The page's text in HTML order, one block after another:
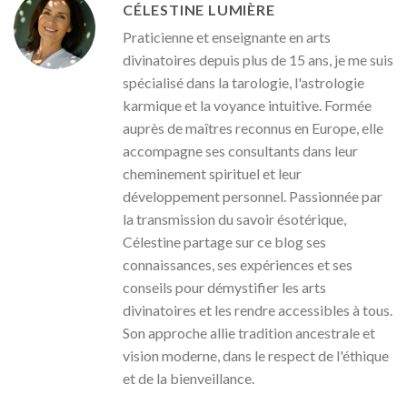
CÉLESTINE LUMIÈRE
Praticienne et enseignante en arts
divinatoires depuis plus de 15 ans, je me suis
spécialisé dans la tarologie, l'astrologie
karmique et la voyance intuitive. Formée
auprès de maîtres reconnus en Europe, elle
accompagne ses consultants dans leur
cheminement spirituel et leur
développement personnel. Passionnée par
la transmission du savoir ésotérique,
Célestine partage sur ce blog ses
connaissances, ses expériences et ses
conseils pour démystifier les arts
divinatoires et les rendre accessibles à tous.
Son approche allie tradition ancestrale et
vision moderne, dans le respect de l'éthique
et de la bienveillance.